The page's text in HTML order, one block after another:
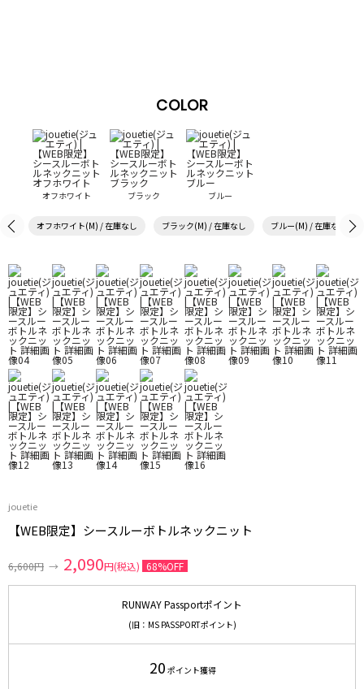
COLOR
オフホワイト ブラック ブルー
オフホワイト(M) / 在庫なし ブラック(M) / 在庫なし ブルー(M) / 在庫なし
jouetie
【WEB限定】シースルーボトルネックニット
6,600円 → 2,090円(税込) 68%OFF
RUNWAY Passportポイント
(旧：MS PASSPORTポイント)
20 ポイント獲得